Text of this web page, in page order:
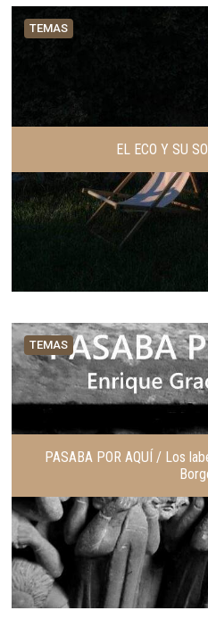
TEMAS
EL ECO Y SU
TEMAS
PASABA POR AQUÍ / Los